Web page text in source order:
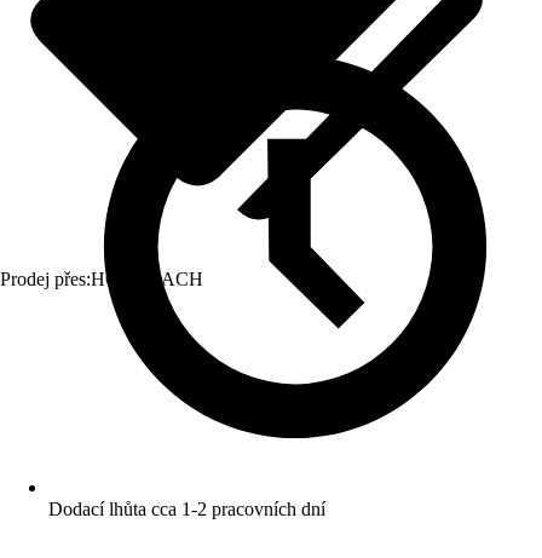
Prodej přes:HORNBACH
Dodací lhůta cca 1-2 pracovních dní